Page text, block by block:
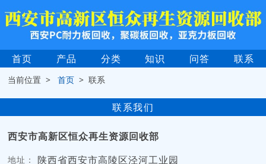
首页 产品 分类 知识 问答 联系
当前位置 >首页 > 联系
联系我们
西安市高新区恒众再生资源回收部
地址： 陕西省西安市高陵区泾河工业园